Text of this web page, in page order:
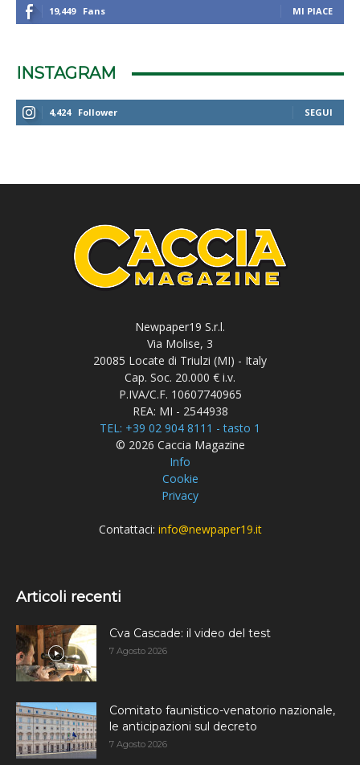
19,449 Fans MI PIACE
INSTAGRAM
4,424 Follower SEGUI
Newpaper19 S.r.l.
Via Molise, 3
20085 Locate di Triulzi (MI) - Italy
Cap. Soc. 20.000 € i.v.
P.IVA/C.F. 10607740965
REA: MI - 2544938
TEL: +39 02 904 8111 - tasto 1
© 2026 Caccia Magazine
Info
Cookie
Privacy
Contattaci: info@newpaper19.it
Articoli recenti
Cva Cascade: il video del test
7 Agosto 2026
Comitato faunistico-venatorio nazionale,
le anticipazioni sul decreto
7 Agosto 2026